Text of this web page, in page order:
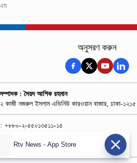
অনুসরণ করুন
: সৈয়দ আশিক রহমান
কাজী নজরুল ইসলাম এভিনিউ কারওয়ান বাজার, ঢাকা-১২১৫
+৮৮০-২-৫৫০১৩৫১১-১৫
: +৮৮০-১৮৭৮১৮৪৩৬৯-৭০
rtvdigitalad@gmail.com
Rtv News - App Store